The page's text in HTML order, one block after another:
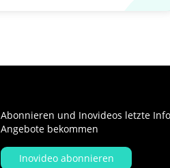
Abonnieren und Inovideos letzte
Angebote bekommen
Inovideo abonnieren